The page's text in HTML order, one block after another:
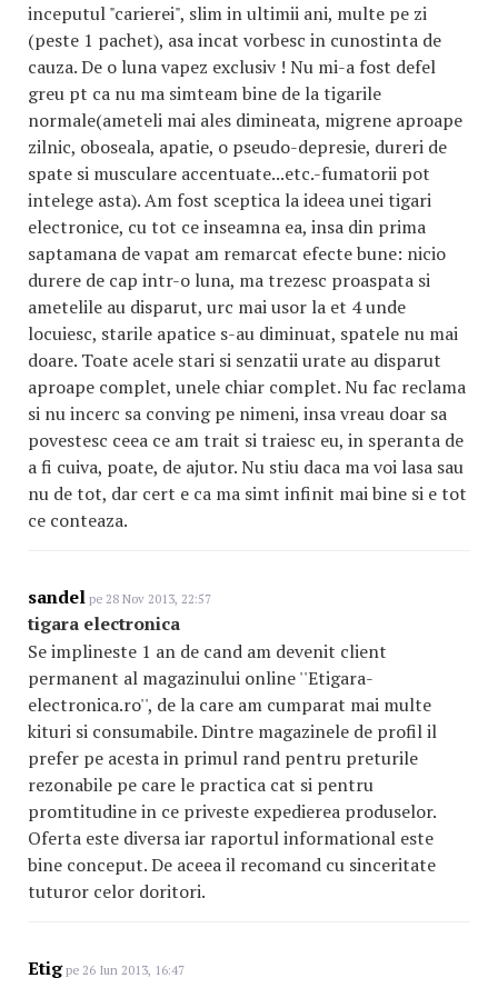
inceputul "carierei", slim in ultimii ani, multe pe zi
(peste 1 pachet), asa incat vorbesc in cunostinta de
cauza. De o luna vapez exclusiv ! Nu mi-a fost defel
greu pt ca nu ma simteam bine de la tigarile
normale(ameteli mai ales dimineata, migrene aproape
zilnic, oboseala, apatie, o pseudo-depresie, dureri de
spate si musculare accentuate...etc.-fumatorii pot
intelege asta). Am fost sceptica la ideea unei tigari
electronice, cu tot ce inseamna ea, insa din prima
saptamana de vapat am remarcat efecte bune: nicio
durere de cap intr-o luna, ma trezesc proaspata si
ametelile au disparut, urc mai usor la et 4 unde
locuiesc, starile apatice s-au diminuat, spatele nu mai
doare. Toate acele stari si senzatii urate au disparut
aproape complet, unele chiar complet. Nu fac reclama
si nu incerc sa conving pe nimeni, insa vreau doar sa
povestesc ceea ce am trait si traiesc eu, in speranta de
a fi cuiva, poate, de ajutor. Nu stiu daca ma voi lasa sau
nu de tot, dar cert e ca ma simt infinit mai bine si e tot
ce conteaza.
sandel pe 28 Nov 2013, 22:57
tigara electronica
Se implineste 1 an de cand am devenit client
permanent al magazinului online ''Etigara-
electronica.ro'', de la care am cumparat mai multe
kituri si consumabile. Dintre magazinele de profil il
prefer pe acesta in primul rand pentru preturile
rezonabile pe care le practica cat si pentru
promtitudine in ce priveste expedierea produselor.
Oferta este diversa iar raportul informational este
bine conceput. De aceea il recomand cu sinceritate
tuturor celor doritori.
Etigpe 26 Iun 2013, 16:47